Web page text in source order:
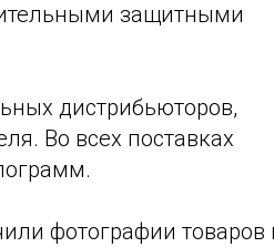
защитными
дистрибьюторов,
Во всех поставках
фотографии товаров